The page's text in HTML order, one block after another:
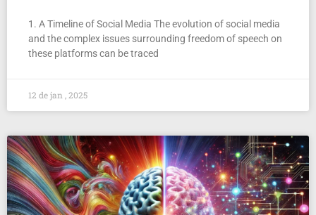
1. A Timeline of Social Media The evolution of social media
and the complex issues surrounding freedom of speech on
these platforms can be traced
12 de jan , 2025